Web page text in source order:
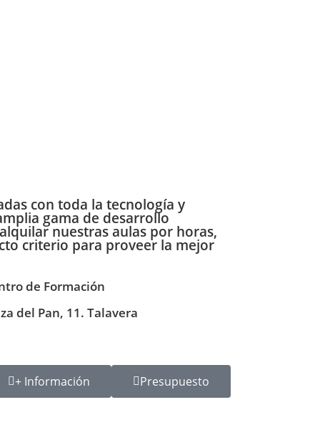
con toda la tecnología y
gama de desarrollo
nuestras aulas por horas,
criterio para proveer la mejor
de Formación
del Pan, 11. Talavera
+ Información Presupuesto